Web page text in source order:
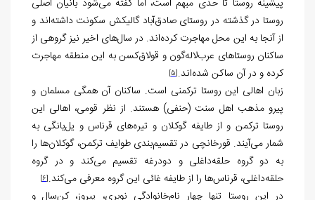
پیشینه روستا تا حدی مبهم است، اما گفته می‌شود بانیان اصلی
روستا در گذشته در روستای صادق‌آباد گالیکش سکونت داشته‌اند و
از آنجا به این محل مهاجرت کرده‌اند. در سال‌های اخیر نیز گروهی از
ساکنان روستاهای عرب‌لاله‌گون و قولاق‌کسن به این منطقه مهاجرت
کرده و در آن ساکن شده‌اند.
[5]
زبان اهالی این روستا ترکمنی است. ساکنان آن همگی مسلمان و
پیرو مذهب اهل سنت (حنفی) هستند. از نظر قومی، اهالی این
روستا ترکمن و از طایفه گوکلان و تیره‌های قرناس و یل‌یانگی به
شمار می‌آیند. قورخانچی در تقسیم‌بندی طوایف ترکمن، گوکلان‌ها را
به دو گروه حلقه‌داغلی و دودرغه تقسیم می‌کند و در گروه
حلقه‌داغلی، قرناس‌ها را از طایفه غائی این گروه معرفی می‌کند.[6]